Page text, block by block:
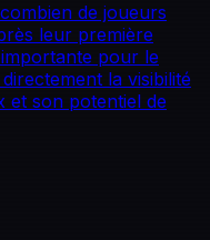
de joueurs
leur première
pour le
la visibilité
et son potentiel de